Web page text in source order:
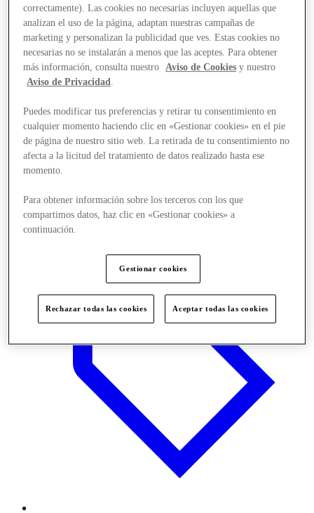
Stores
correctamente). Las cookies no necesarias incluyen aquellas que
analizan el uso de la página, adaptan nuestras campañas de
marketing y personalizan la publicidad que ves. Estas cookies no
necesarias no se instalarán a menos que las aceptes. Para obtener
más información, consulta nuestro
Aviso de Cookies y nuestro
Aviso de Privacidad.
Puedes modificar tus preferencias y retirar tu consentimiento en
cualquier momento haciendo clic en «Gestionar cookies» en el pie
de página de nuestro sitio web. La retirada de tu consentimiento no
afecta a la licitud del tratamiento de datos realizado hasta ese
momento.
Para obtener información sobre los terceros con los que
compartimos datos, haz clic en «Gestionar cookies» a
continuación.
Gestionar cookies
Rechazar todas las cookies Aceptar todas las cookies